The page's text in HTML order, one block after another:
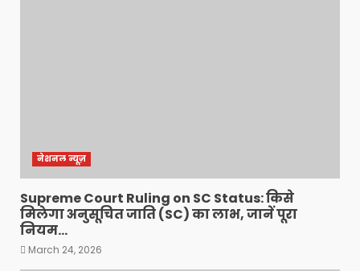
नेशनल न्यूज़
Supreme Court Ruling on SC Status: किसे
मिलेगा अनुसूचित जाति (SC) का लाभ, जानें पूरा
नियम…
March 24, 2026